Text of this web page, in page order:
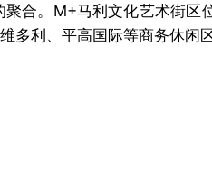
合。M+马利文化艺术街区
多利、平高国际等商务休闲